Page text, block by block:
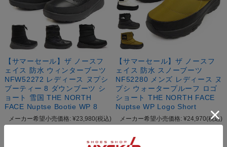
【サマーセール】ザ ノースフ
ェイス 防水 ウィンターブーツ
NFW52272 レディース ヌプシ
ブーティー 8 ダウンブーツ シ
ョート 雪国 THE NORTH
FACE Nuptse Bootie WP 8
メーカー希望小売価格: ¥23,980(税込)
【サマーセール】ザ ノースフ
ェイス 防水 スノーブーツ
NF52280 メンズ レディース ヌ
プシ ウォータープルーフ ロゴ
ショート THE NORTH FACE
Nuptse WP Logo Short
メーカー希望小売価格: ¥24,970(税込)
【会員SALE！8月11日23時59分ま